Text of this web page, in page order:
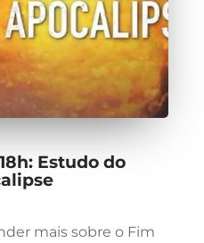
Estudo do
mais sobre o Fim